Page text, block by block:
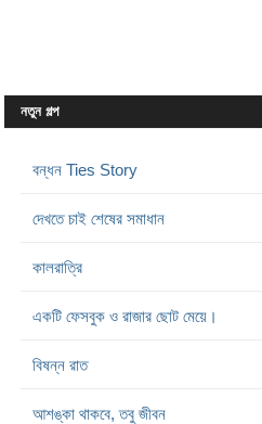
নতুন গল্প
বন্ধন Ties Story
দেখতে চাই শেষের সমাধান
কালরাত্রি
একটি ফেসবুক ও রাজার ছোট মেয়ে।
বিষন্ন রাত
আশঙ্কা থাকবে, তবু জীবন